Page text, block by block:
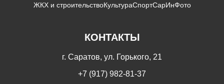
ЖКХ и строительствоКультураСпортСарИнФото
КОНТАКТЫ
г. Саратов, ул. Горького, 21
+7 (917) 982-81-37